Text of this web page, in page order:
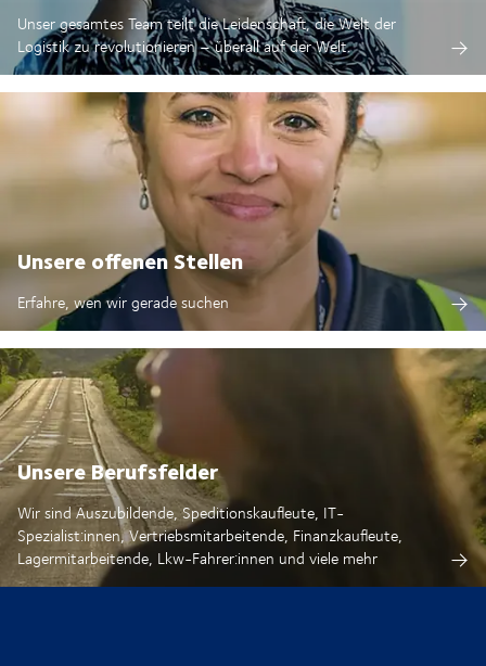
Unser gesamtes Team teilt die Leidenschaft, die Welt der
Logistik zu revolutionieren – überall auf der Welt.
Unsere offenen Stellen
Erfahre, wen wir gerade suchen
Unsere Berufsfelder
Wir sind Auszubildende, Speditionskaufleute, IT-
Spezialist:innen, Vertriebsmitarbeitende, Finanzkaufleute,
Lagermitarbeitende, Lkw-Fahrer:innen und viele mehr